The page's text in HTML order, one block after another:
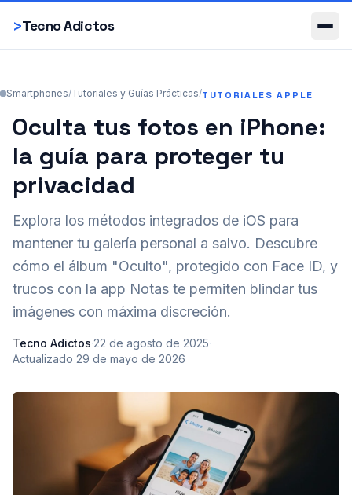
>Tecno Adictos
Smartphones
Smartphones/Tutoriales y Guías Prácticas/TUTORIALES APPLE
Oculta tus fotos en iPhone:
la guía para proteger tu
privacidad
Explora los métodos integrados de iOS para
mantener tu galería personal a salvo. Descubre
cómo el álbum "Oculto", protegido con Face ID, y
trucos con la app Notas te permiten blindar tus
imágenes con máxima discreción.
Tecno Adictos·22 de agosto de 2025·
Actualizado 29 de mayo de 2026